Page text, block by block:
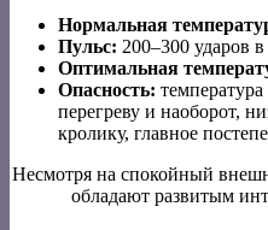
Нормальная
Пульс: 200–300 ударов
Оптимальная
Опасность:
перегреву и наоборот,
кролику, главное
Несмотря на спокойный
обладают развитым